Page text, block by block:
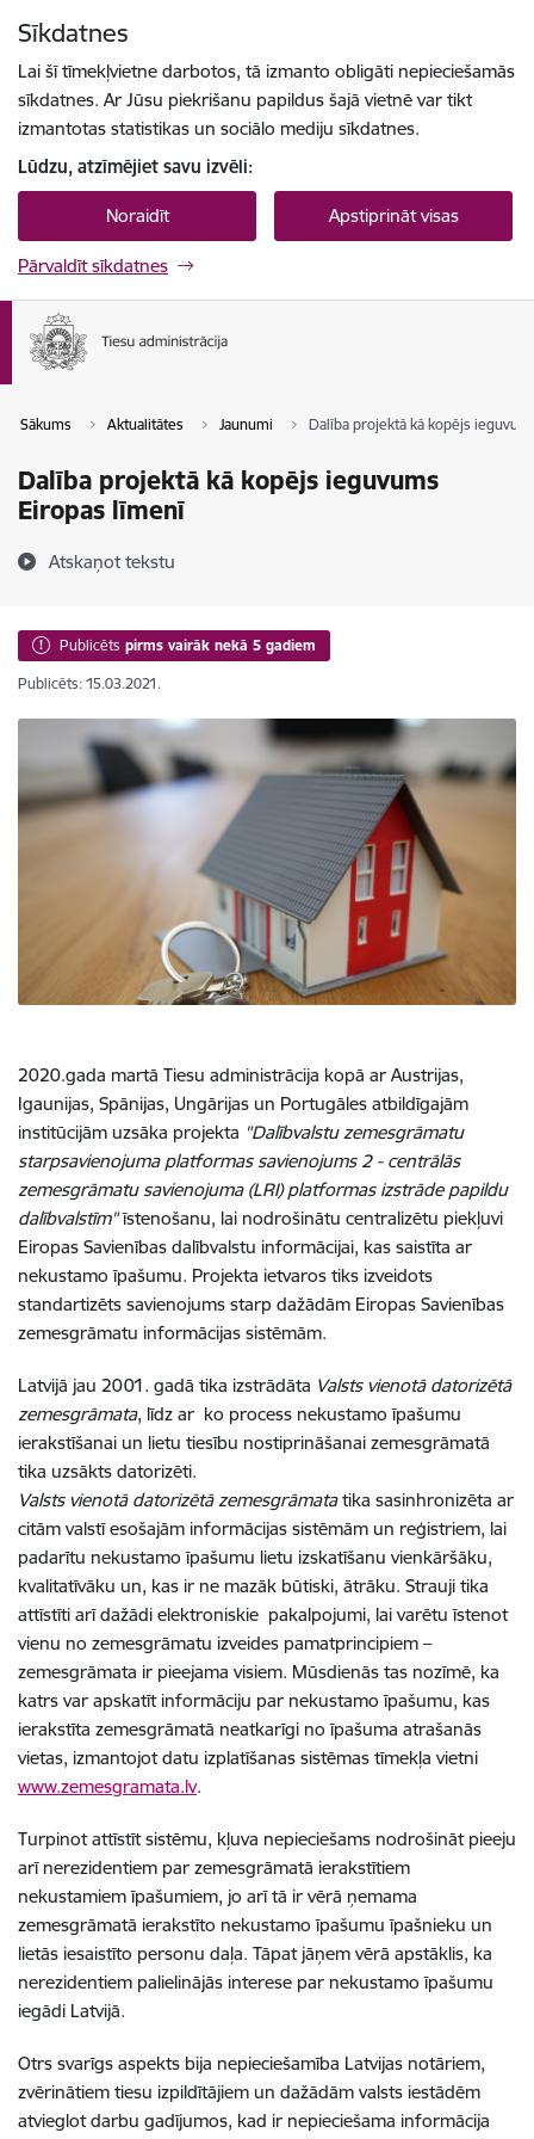
Sīkdatnes
Lai šī tīmekļvietne darbotos, tā izmanto obligāti nepieciešamās
sīkdatnes. Ar Jūsu piekrišanu papildus šajā vietnē var tikt
izmantotas statistikas un sociālo mediju sīkdatnes.
Lūdzu, atzīmējiet savu izvēli:
Noraidīt Apstiprināt visas
Pārvaldīt sīkdatnes
Sākums Aktualitātes Jaunumi Dalība projektā kā kopējs
Dalība projektā kā kopējs ieguvums
Eiropas līmenī
Atskaņot tekstu
Publicēts pirms vairāk nekā 5 gadiem
Publicēts: 15.03.2021.
2020.gada martā Tiesu administrācija kopā ar Austrijas,
Igaunijas, Spānijas, Ungārijas un Portugāles atbildīgajām
institūcijām uzsāka projekta "Dalībvalstu zemesgrāmatu
starpsavienojuma platformas savienojums 2 - centrālās
zemesgrāmatu savienojuma (LRI) platformas izstrāde papildu
dalībvalstīm"īstenošanu, lai nodrošinātu centralizētu piekļuvi
Eiropas Savienības dalībvalstu informācijai, kas saistīta ar
nekustamo īpašumu. Projekta ietvaros tiks izveidots
standartizēts savienojums starp dažādām Eiropas Savienības
zemesgrāmatu informācijas sistēmām.
Latvijā jau 2001. gadā tika izstrādāta Valsts vienotā datorizētā
zemesgrāmata, līdz ar ko process nekustamo īpašumu
ierakstīšanai un lietu tiesību nostiprināšanai zemesgrāmatā
tika uzsākts datorizēti.
Valsts vienotā datorizētā zemesgrāmatatika sasinhronizēta ar
citām valstī esošajām informācijas sistēmām un reģistriem, lai
padarītu nekustamo īpašumu lietu izskatīšanu vienkāršāku,
kvalitatīvāku un, kas ir ne mazāk būtiski, ātrāku. Strauji tika
attīstīti arī dažādi elektroniskie pakalpojumi, lai varētu īstenot
vienu no zemesgrāmatu izveides pamatprincipiem –
zemesgrāmata ir pieejama visiem. Mūsdienās tas nozīmē, ka
katrs var apskatīt informāciju par nekustamo īpašumu, kas
ierakstīta zemesgrāmatā neatkarīgi no īpašuma atrašanās
vietas, izmantojot datu izplatīšanas sistēmas tīmekļa vietni
www.zemesgramata.lv.
Turpinot attīstīt sistēmu, kļuva nepieciešams nodrošināt pieeju
arī nerezidentiem par zemesgrāmatā ierakstītiem
nekustamiem īpašumiem, jo arī tā ir vērā ņemama
zemesgrāmatā ierakstīto nekustamo īpašumu īpašnieku un
lietās iesaistīto personu daļa. Tāpat jāņem vērā apstāklis, ka
nerezidentiem palielinājās interese par nekustamo īpašumu
iegādi Latvijā.
Otrs svarīgs aspekts bija nepieciešamība Latvijas notāriem,
zvērinātiem tiesu izpildītājiem un dažādām valsts iestādēm
atvieglot darbu gadījumos, kad ir nepieciešama informācija